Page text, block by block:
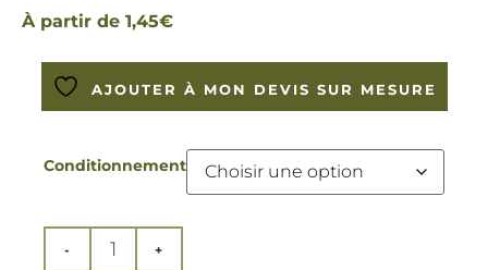
À partir de 1,45€
AJOUTER À MON DEVIS SUR MESURE
Conditionnement